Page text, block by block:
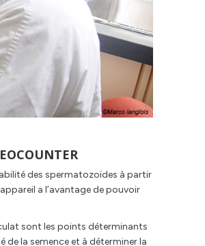
des spermatozoïdes à partir
a l’avantage de pouvoir
sont les points déterminants
de la semence et à déterminer la